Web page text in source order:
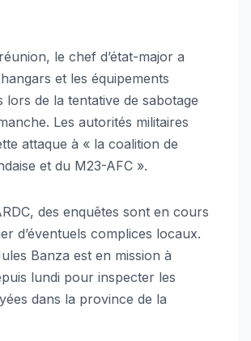
le chef d’état-major a
et les équipements
lors de la tentative de sabotage
Les autorités militaires
attaque à « la coalition de
et du M23-AFC ».
des enquêtes sont en cours
d’éventuels complices locaux.
Banza est en mission à
lundi pour inspecter les
dans la province de la